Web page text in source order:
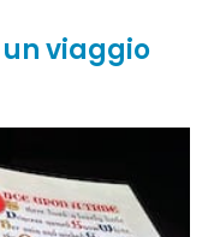
un viaggio